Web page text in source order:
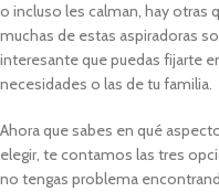
o incluso les calman, hay otras
muchas de estas aspiradoras
interesante que puedas fijarte
necesidades o las de tu familia.
Ahora que sabes en qué
elegir, te contamos las tres
no tengas problema